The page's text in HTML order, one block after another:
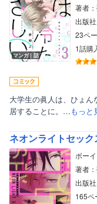
マンガ｜話
著者
出版
23ペ
1話購
大学生の眞人は、ひょ
居することに。…もっと
ネオンライトセック
ボー
著者
出版
165ペ